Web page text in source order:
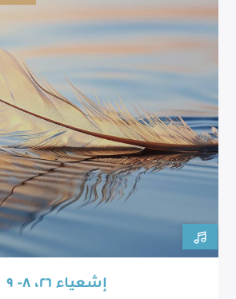
إشعياء ٢٦، ٨- ٩